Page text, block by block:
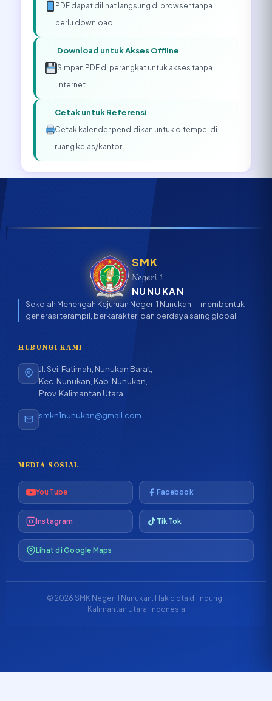
PDF dapat dilihat langsung di browser tanpa
perlu download
Download untuk Akses Offline
Simpan PDF di perangkat untuk akses tanpa
internet
Cetak untuk Referensi
Cetak kalender pendidikan untuk ditempel di
ruang kelas/kantor
SMK
Negeri 1
NUNUKAN
Sekolah Menengah Kejuruan Negeri 1 Nunukan — membentuk
generasi terampil, berkarakter, dan berdaya saing global.
HUBUNGI KAMI
Jl. Sei. Fatimah, Nunukan Barat,
Kec. Nunukan, Kab. Nunukan,
Prov. Kalimantan Utara
smkn1nunukan@gmail.com
MEDIA SOSIAL
YouTube Facebook
Instagram TikTok
Lihat di Google Maps
© 2026 SMK Negeri 1 Nunukan. Hak cipta dilindungi.
Kalimantan Utara, Indonesia